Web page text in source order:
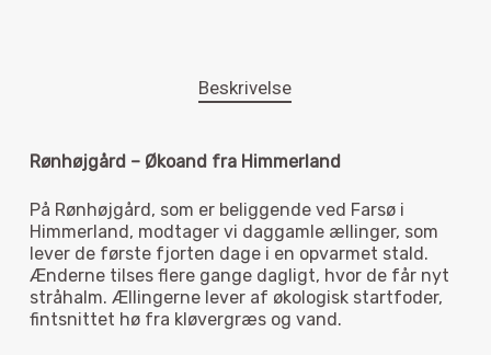
Beskrivelse
Rønhøjgård – Økoand fra Himmerland
På Rønhøjgård, som er beliggende ved Farsø i
Himmerland, modtager vi daggamle ællinger, som
lever de første fjorten dage i en opvarmet stald.
Ænderne tilses flere gange dagligt, hvor de får nyt
stråhalm. Ællingerne lever af økologisk startfoder,
fintsnittet hø fra kløvergræs og vand.